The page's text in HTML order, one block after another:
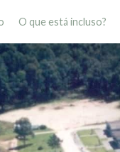
O que está incluso?